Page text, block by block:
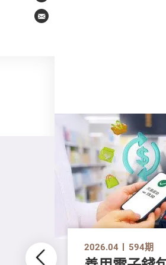
Email
2026.04 594期